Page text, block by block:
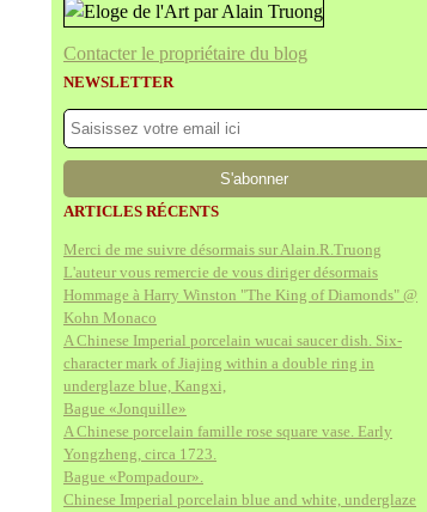
Contacter le propriétaire du blog
NEWSLETTER
ARTICLES RÉCENTS
Merci de me suivre désormais sur Alain.R.Truong
L'auteur vous remercie de vous diriger désormais
Hommage à Harry Winston "The King of Diamonds" @
Kohn Monaco
A Chinese Imperial porcelain wucai saucer dish. Six-
character mark of Jiajing within a double ring in
underglaze blue, Kangxi,
Bague «Jonquille»
A Chinese porcelain famille rose square vase. Early
Yongzheng, circa 1723.
Bague «Pompadour».
Chinese Imperial porcelain blue and white, underglaze